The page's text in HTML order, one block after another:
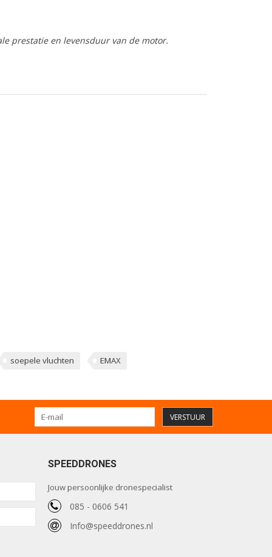
prestatie en levensduur van de motor.
soepele vluchten EMAX
VERSTUUR
SPEEDDRONES
Jouw persoonlijke dronespecialist
085 - 0606 541
Info@speeddrones.nl